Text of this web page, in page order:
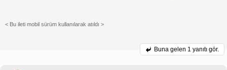
< Bu ileti mobil sürüm kullanılarak atıldı >
Buna gelen 1 yanıtı gör.